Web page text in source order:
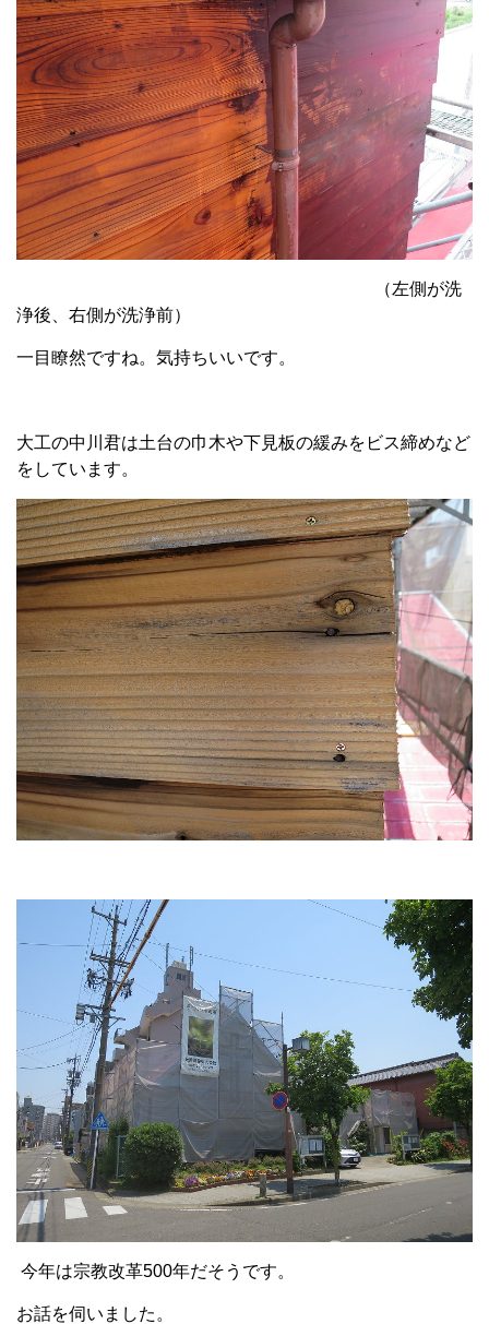
（左側が洗
浄後、右側が洗浄前）
一目瞭然ですね。気持ちいいです。
大工の中川君は土台の巾木や下見板の緩みをビス締めなど
をしています。
今年は宗教改革500年だそうです。
お話を伺いました。